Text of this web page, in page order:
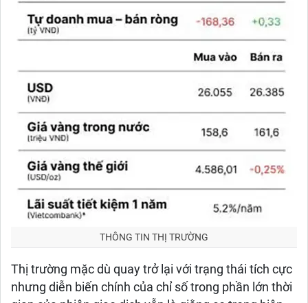
THÔNG TIN THỊ TRƯỜNG
Thị trường mặc dù quay trở lại với trạng thái tích cực
nhưng diễn biến chính của chỉ số trong phần lớn thời